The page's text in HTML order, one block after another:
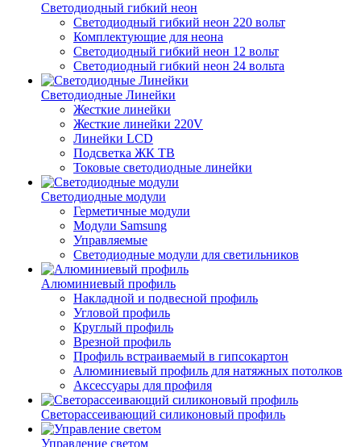
Светодиодный гибкий неон
Светодиодный гибкий неон 220 вольт
Комплектующие для неона
Светодиодный гибкий неон 12 вольт
Светодиодный гибкий неон 24 вольта
Светодиодные Линейки
Жесткие линейки
Жесткие линейки 220V
Линейки LCD
Подсветка ЖК ТВ
Токовые светодиодные линейки
Светодиодные модули
Герметичные модули
Модули Samsung
Управляемые
Светодиодные модули для светильников
Алюминиевый профиль
Накладной и подвесной профиль
Угловой профиль
Круглый профиль
Врезной профиль
Профиль встраиваемый в гипсокартон
Алюминиевый профиль для натяжных потолков
Аксессуары для профиля
Светорассеивающий силиконовый профиль
Управление светом